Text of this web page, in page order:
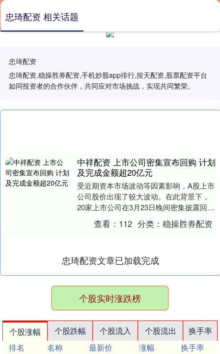
忠琦配资
忠琦配资,稳操胜券配资,手机炒股app排行,按天配资,股票配资平台
如同投资者的合作伙伴，共同应对市场挑战，实现共同繁荣。
忠琦配资 相关话题
中祥配资 上市公司密集宣布回购 计划
及完成金额超20亿元
受近期资本市场波动等因素影响，A股上市
公司股价出现了较大波动。在此背景下，
20家上市公司在3月23日晚间密集披露回购
股份计划或进展。 据不完全统计，截至晚
上10....查看： 112 分类：稳操胜券配资
忠琦配资文章已加载完成
个股实时涨跌榜
个股涨幅 个股跌幅 个股流入 个股流出
换手率
排名
名称 最新价 涨幅
换手率